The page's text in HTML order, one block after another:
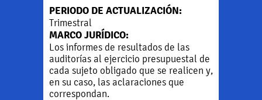
PERIODO DE ACTUALIZACIÓN:
Trimestral
MARCO JURÍDICO:
Los informes de resultados de las
auditorías al ejercicio presupuestal de
cada sujeto obligado que se realicen y,
en su caso, las aclaraciones que
correspondan.